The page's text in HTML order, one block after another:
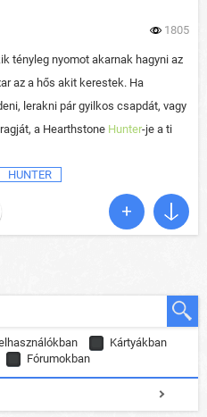
1805
tényleg nyomot akarnak hagyni az
az a hős akit kerestek. Ha
lerakni pár gyilkos csapdát, vagy
a Hearthstone Hunter-je a ti
HUNTER
Kártyákban
Fórumokban